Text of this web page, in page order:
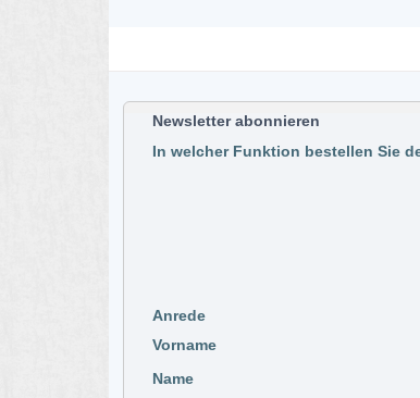
Newsletter abonnieren
In welcher Funktion bestellen Sie
Anrede
Vorname
Name